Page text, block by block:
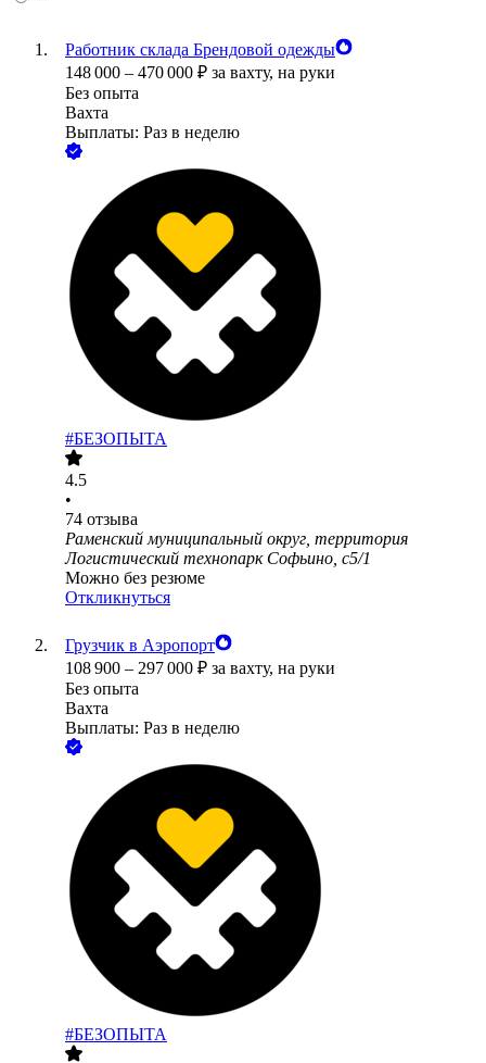
Работник склада Брендовой одежды
148 000 – 470 000 ₽ за вахту, на руки
Без опыта
Вахта
Выплаты: Раз в неделю
#БЕЗОПЫТА
4.5
•
74 отзыва
Раменский муниципальный округ, территория
Логистический технопарк Софьино, с5/1
Можно без резюме
Откликнуться
Грузчик в Аэропорт
108 900 – 297 000 ₽ за вахту, на руки
Без опыта
Вахта
Выплаты: Раз в неделю
#БЕЗОПЫТА